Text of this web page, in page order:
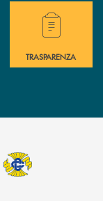
immediata?
Hai bisogno di
TRASPARENZA